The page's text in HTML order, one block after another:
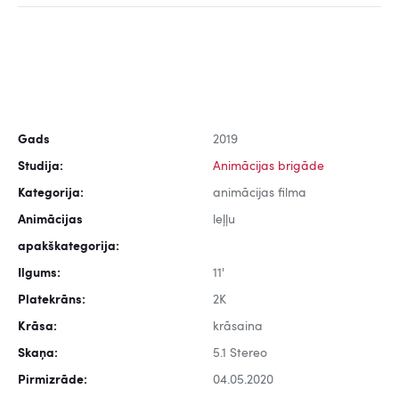
Gads 2019
Studija: Animācijas brigāde
Kategorija: animācijas filma
Animācijas
apakškategorija:
leļļu
Ilgums: 11'
Platekrāns: 2K
Krāsa: krāsaina
Skaņa: 5.1 Stereo
Pirmizrāde: 04.05.2020